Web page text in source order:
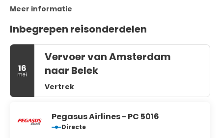
Meer informatie
Inbegrepen reisonderdelen
16
mei
Vervoer van Amsterdam
naar Belek
Vertrek
Pegasus Airlines - PC 5016
Directe